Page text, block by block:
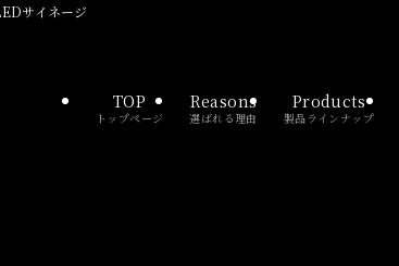
サイネージ
TOP
トップページ
Reasons
選ばれる理由
Products
製品ラインナップ